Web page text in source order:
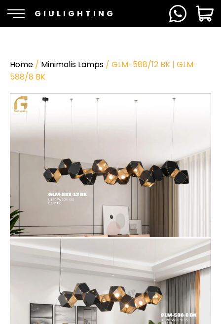
GIULIGHTING
Home / Minimalis Lamps / GLM-588/12 BK | GLM-
588/8 BK